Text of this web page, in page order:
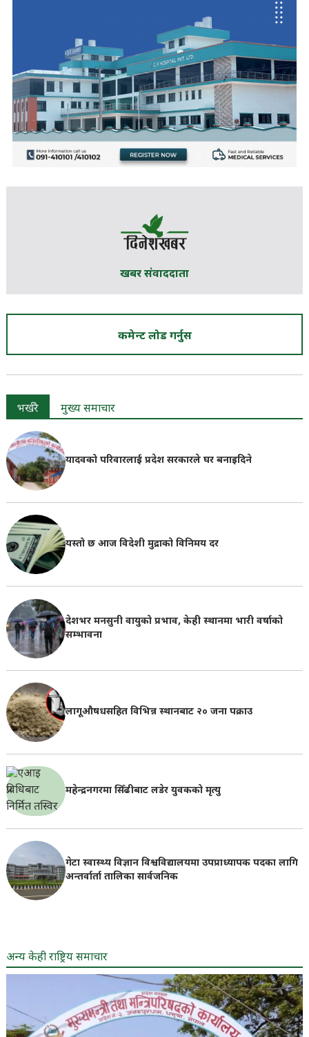
खबर संवाददाता
कमेन्ट लोड गर्नुस
भर्खरै मुख्य समाचार
यादवको परिवारलाई प्रदेश सरकारले घर बनाइदिने
यस्तो छ आज विदेशी मुद्राको विनिमय दर
देशभर मनसुनी वायुको प्रभाव, केही स्थानमा भारी वर्षाको
सम्भावना
लागूऔषधसहित विभिन्न स्थानबाट २० जना पक्राउ
महेन्द्रनगरमा सिँढीबाट लडेर युवकको मृत्यु
गेटा स्वास्थ्य विज्ञान विश्वविद्यालयमा उपप्राध्यापक पदका लागि
अन्तर्वार्ता तालिका सार्वजनिक
अन्य केही राष्ट्रिय समाचार